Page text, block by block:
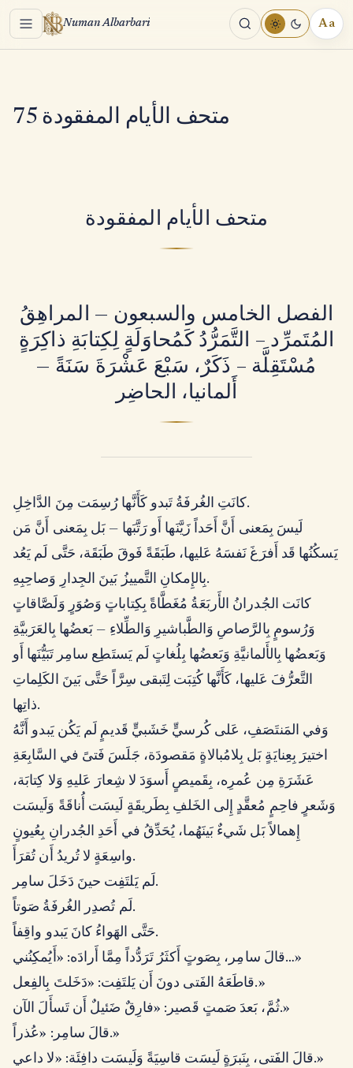
Menu Numan Albarbari Aa
متحف الأيام المفقودة 75
متحف الأيام المفقودة
الفصل الخامس والسبعون — المراهِقُ
المُتَمرِّد – التَّمَرُّدُ كَمُحاوَلَةٍ لِكِتابَةِ ذاكِرَةٍ
مُسْتَقِلَّة – ذَكَرٌ، سَبْعَ عَشْرَةَ سَنَةً —
أَلمانيا، الحاضِر
كانَتِ الغُرفَةُ تَبدو كَأَنَّها رُسِمَت مِنَ الدَّاخِلِ.
لَيسَ بِمَعنى أَنَّ أَحَداً زَيَّنَها أَو رَتَّبَها — بَل بِمَعنى أَنَّ مَن
يَسكُنُها قَد أَفرَغَ نَفسَهُ عَليها، طَبَقَةً فَوقَ طَبَقَة، حَتَّى لَم يَعُد
بِالإِمكانِ التَّمييزُ بَينَ الجِدارِ وَصاحِبِهِ.
كانَت الجُدرانُ الأَربَعَةُ مُغَطَّاةً بِكِتاباتٍ وَصُوَرٍ وَلَصَّاقاتٍ
وَرُسومٍ بِالرَّصاصِ وَالطَّباشيرِ وَالطِّلاءِ — بَعضُها بِالعَرَبيَّةِ
وَبَعضُها بِالأَلمانيَّةِ وَبَعضُها بِلُغاتٍ لَم يَستَطِع سامِر تَبَيُّنَها أَو
التَّعرُّفَ عَليها، كَأَنَّها كُتِبَت لِتَبقى سِرَّاً حَتَّى بَينَ الكَلِماتِ
ذاتِها.
وَفي المَنتَصَفِ، عَلى كُرسيٍّ خَشَبيٍّ قَديمٍ لَم يَكُن يَبدو أَنَّهُ
اختيرَ بِعِنايَةٍ بَل بِلامُبالاةٍ مَقصودَة، جَلَسَ فَتىً في السَّابِعَةِ
عَشَرَةِ مِن عُمرِه، بِقَميصٍ أَسوَدَ لا شِعارَ عَليهِ وَلا كِتابَة،
وَشَعرٍ فاحِمٍ مُعقَّدٍ إِلى الخَلفِ بِطَريقَةٍ لَيسَت أُناقَةً وَلَيسَت
إِهمالاً بَل شَيءٌ بَينَهُما، يُحَدِّقُ في أَحَدِ الجُدرانِ بِعُيونٍ
واسِعَةٍ لا تُريدُ أَن تُقرَأَ.
لَم يَلتَفِت حينَ دَخَلَ سامِر.
لَم تُصدِر الغُرفَةُ صَوتاً.
حَتَّى الهَواءُ كانَ يَبدو واقِفاً.
قالَ سامِر، بِصَوتٍ أَكثَرُ تَرَدُّداً مِمَّا أَرادَه: «أَيُمكِنُني…»
قاطَعَهُ الفَتى دونَ أَن يَلتَفِت: «دَخَلتَ بِالفِعل.»
ثُمَّ، بَعدَ صَمتٍ قَصير: «فارِقٌ ضَئيلٌ أَن تَسأَلَ الآن.»
قالَ سامِر: «عُذراً.»
قالَ الفَتى، بِنَبرَةٍ لَيسَت قاسِيَةً وَلَيسَت دافِئَة: «لا داعي.»